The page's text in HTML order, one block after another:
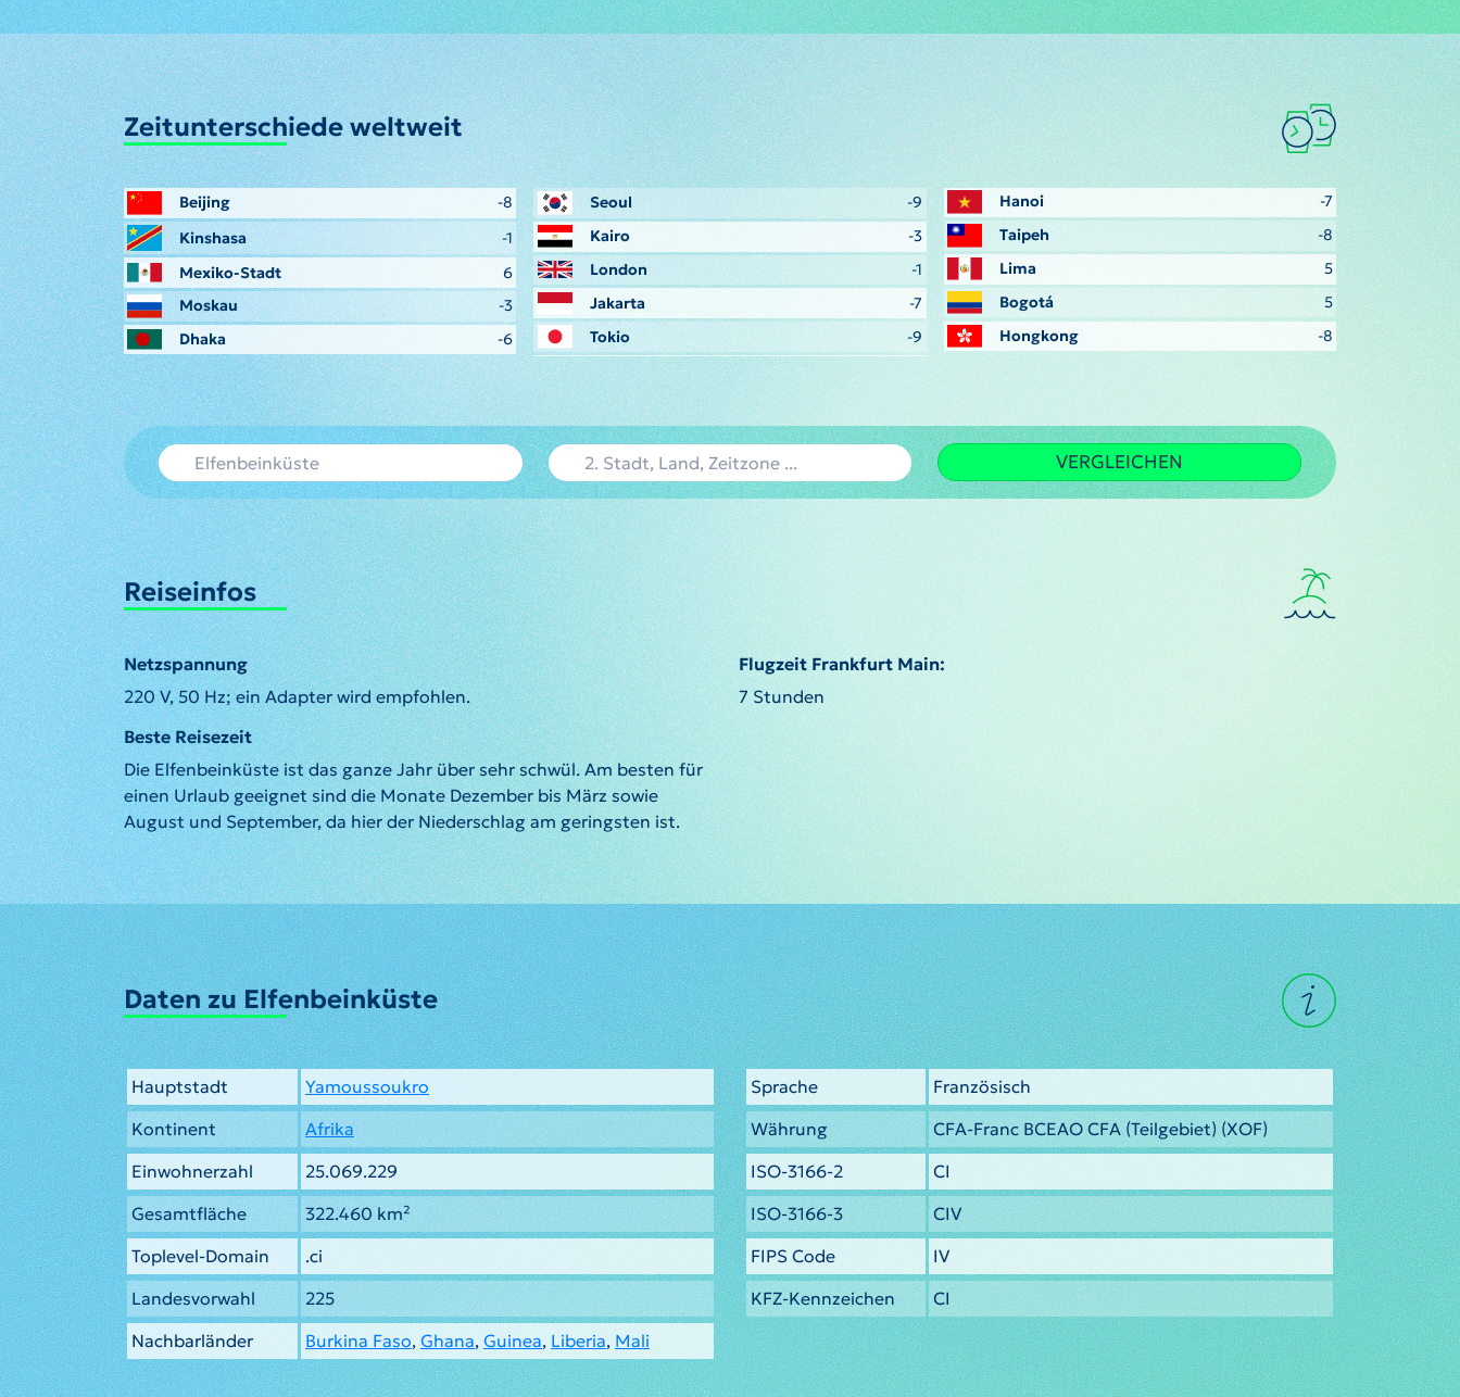
Zeitunterschiede weltweit
Beijing
-8
Kinshasa
-1
Mexiko-Stadt
6
Moskau
-3
Dhaka
-6
Seoul
-9
Kairo
-3
London
-1
Jakarta
-7
Tokio
-9
Hanoi
-7
Taipeh
-8
Lima
5
Bogotá
5
Hongkong
-8
VERGLEICHEN
Reiseinfos
Netzspannung
220 V, 50 Hz; ein Adapter wird empfohlen.
Beste Reisezeit
Die Elfenbeinküste ist das ganze Jahr über sehr schwül. Am besten für
einen Urlaub geeignet sind die Monate Dezember bis März sowie
August und September, da hier der Niederschlag am geringsten ist.
Flugzeit Frankfurt Main:
7 Stunden
Daten zu Elfenbeinküste
Hauptstadt
Yamoussoukro
Kontinent
Afrika
Einwohnerzahl
25.069.229
Gesamtfläche
322.460 km²
Toplevel-Domain
.ci
Landesvorwahl
225
Nachbarländer
Burkina Faso, Ghana, Guinea, Liberia, Mali
Sprache
Französisch
Währung
CFA-Franc BCEAO CFA (Teilgebiet) (XOF)
ISO-3166-2
CI
ISO-3166-3
CIV
FIPS Code
IV
KFZ-Kennzeichen
CI